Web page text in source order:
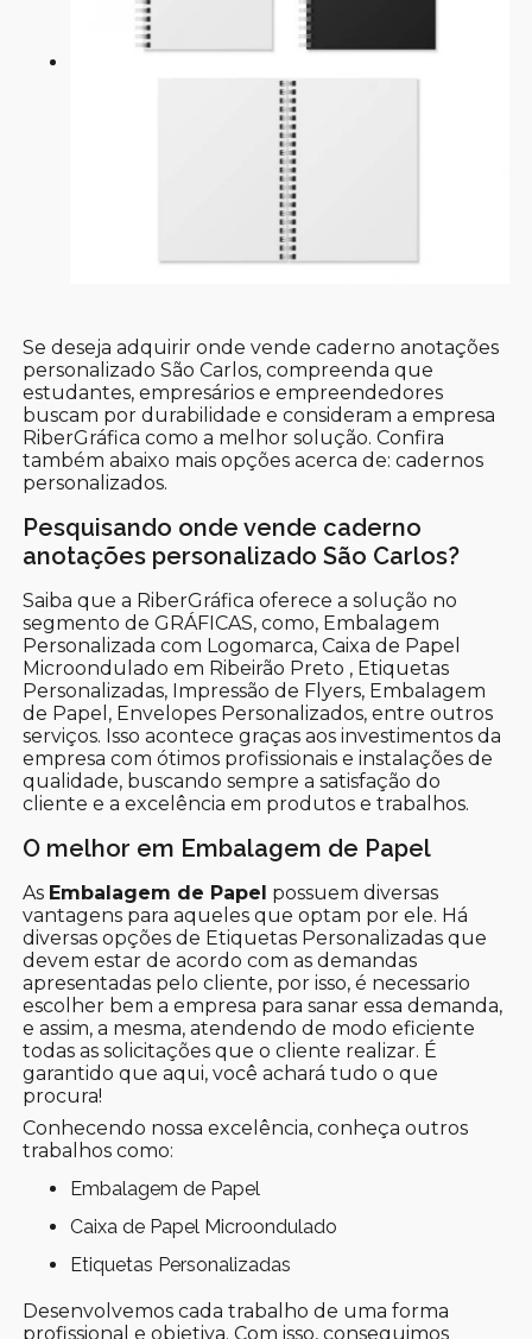
Se deseja adquirir onde vende caderno anotações
personalizado São Carlos, compreenda que
estudantes, empresários e empreendedores
buscam por durabilidade e consideram a empresa
RiberGráfica como a melhor solução. Confira
também abaixo mais opções acerca de: cadernos
personalizados.
Pesquisando onde vende caderno
anotações personalizado São Carlos?
Saiba que a RiberGráfica oferece a solução no
segmento de GRÁFICAS, como, Embalagem
Personalizada com Logomarca, Caixa de Papel
Microondulado em Ribeirão Preto , Etiquetas
Personalizadas, Impressão de Flyers, Embalagem
de Papel, Envelopes Personalizados, entre outros
serviços. Isso acontece graças aos investimentos da
empresa com ótimos profissionais e instalações de
qualidade, buscando sempre a satisfação do
cliente e a excelência em produtos e trabalhos.
O melhor em Embalagem de Papel
As Embalagem de Papel possuem diversas
vantagens para aqueles que optam por ele. Há
diversas opções de Etiquetas Personalizadas que
devem estar de acordo com as demandas
apresentadas pelo cliente, por isso, é necessario
escolher bem a empresa para sanar essa demanda,
e assim, a mesma, atendendo de modo eficiente
todas as solicitações que o cliente realizar. É
garantido que aqui, você achará tudo o que
procura!
Conhecendo nossa excelência, conheça outros
trabalhos como:
Embalagem de Papel
Caixa de Papel Microondulado
Etiquetas Personalizadas
Desenvolvemos cada trabalho de uma forma
profissional e objetiva. Com isso, conseguimos